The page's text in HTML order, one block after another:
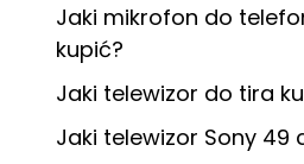
Jaki mikrofon do
kupić?
Jaki telewizor do tira
Jaki telewizor Sony 49